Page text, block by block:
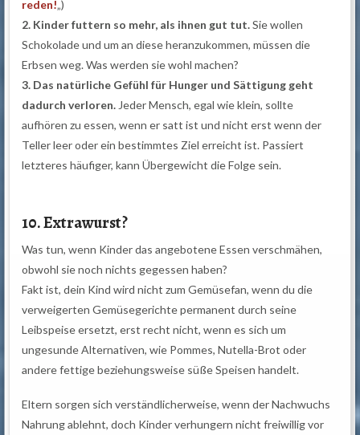
reden!„)
2. Kinder futtern so mehr, als ihnen gut tut.Sie wollen
Schokolade und um an diese heranzukommen, müssen die
Erbsen weg. Was werden sie wohl machen?
3. Das natürliche Gefühl für Hunger und Sättigung geht
dadurch verloren. Jeder Mensch, egal wie klein, sollte
aufhören zu essen, wenn er satt ist und nicht erst wenn der
Teller leer oder ein bestimmtes Ziel erreicht ist. Passiert
letzteres häufiger, kann Übergewicht die Folge sein.
10. Extrawurst?
Was tun, wenn Kinder das angebotene Essen verschmähen,
obwohl sie noch nichts gegessen haben?
Fakt ist, dein Kind wird nicht zum Gemüsefan, wenn du die
verweigerten Gemüsegerichte permanent durch seine
Leibspeise ersetzt, erst recht nicht, wenn es sich um
ungesunde Alternativen, wie Pommes, Nutella-Brot oder
andere fettige beziehungsweise süße Speisen handelt.
Eltern sorgen sich verständlicherweise, wenn der Nachwuchs
Nahrung ablehnt, doch Kinder verhungern nicht freiwillig vor